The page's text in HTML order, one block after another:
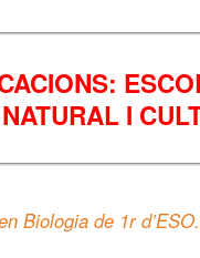
I
Biologia de 1r d’ESO.